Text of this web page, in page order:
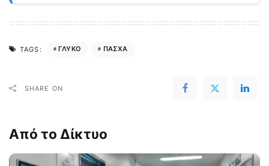
TAGS: ΓΛΥΚΟ ΠΑΣΧΑ
SHARE ON
Από το Δίκτυο